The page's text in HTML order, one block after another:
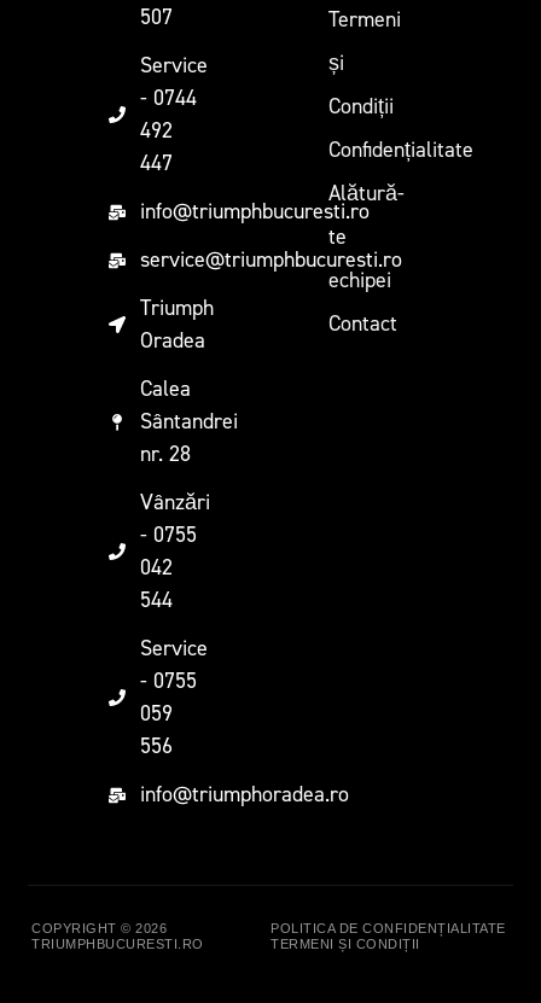
507
Service
- 0744
492
447
info@triumphbucuresti.ro
service@triumphbucuresti.ro
Triumph
Oradea
Calea
Sântandrei
nr. 28
Vânzări
- 0755
042
544
Service
- 0755
059
556
info@triumphoradea.ro
Termeni
și
Condiții
Confidențialitate
Alătură-
te
echipei
Contact
COPYRIGHT © 2026
TRIUMPHBUCURESTI.RO
POLITICA DE CONFIDENȚIALITATE
TERMENI ȘI CONDIȚII